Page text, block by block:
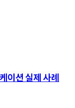
이션 실제 사례